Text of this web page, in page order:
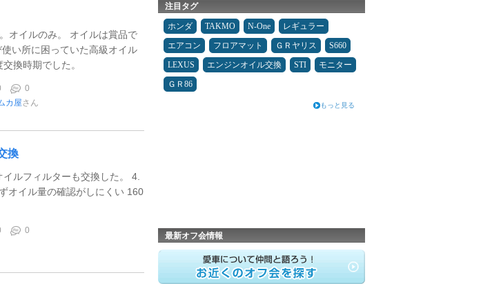
オイルのみ。 オイルは賞品で
い所に困っていた高級オイル
換時期でした。
0
カ屋さん
換
ルフィルターも交換した。 4.
オイル量の確認がしにくい 160
0
注目タグ
ホンダ TAKMO N-One
レギュラー
エアコン
フロアマット ＧＲヤリス
S660
LEXUS
エンジンオイル交換 STI
モニター
ＧＲ86
もっと見る
最新オフ会情報